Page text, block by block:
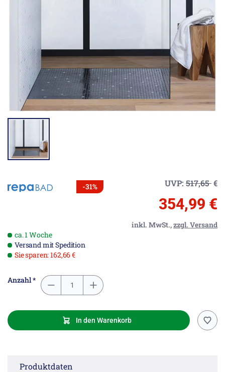
-31% UVP: 517,65€
354,99 €
inkl. MwSt.,zzgl. Versand
ca. 1 Woche
Versand mit Spedition
Sie sparen: 162,66 €
Anzahl *
In den Warenkorb
Produktdaten